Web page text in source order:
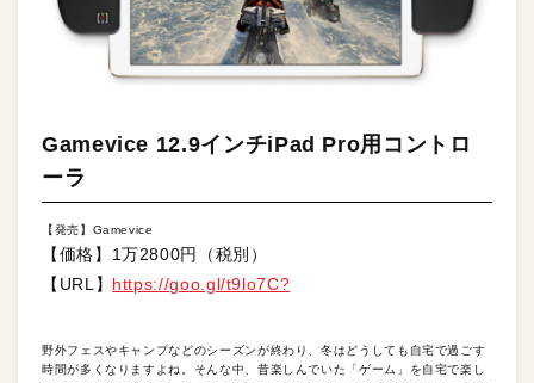
Gamevice 12.9インチiPad Pro用コントロ
ーラ
【発売】Gamevice
【価格】1万2800円（税別）
【URL】 https://goo.gl/t9lo7C?
野外フェスやキャンプなどのシーズンが終わり、冬はどうしても自宅で過ごす
時間が多くなりますよね。そんな中、昔楽しんでいた「ゲーム」を自宅で楽し